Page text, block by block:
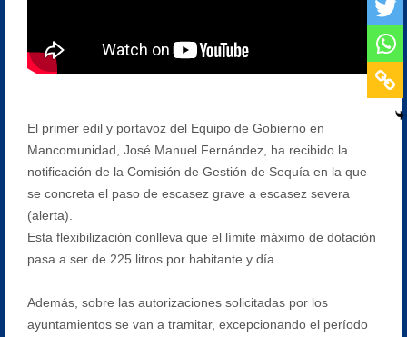
El primer edil y portavoz del Equipo de Gobierno en
Mancomunidad, José Manuel Fernández, ha recibido la
notificación de la Comisión de Gestión de Sequía en la que
se concreta el paso de escasez grave a escasez severa
(alerta).
Esta flexibilización conlleva que el límite máximo de dotación
pasa a ser de 225 litros por habitante y día.
Además, sobre las autorizaciones solicitadas por los
ayuntamientos se van a tramitar, excepcionando el período